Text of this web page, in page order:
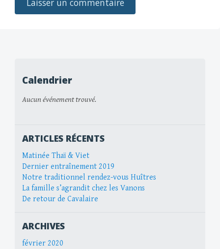
Calendrier
Aucun événement trouvé.
ARTICLES RÉCENTS
Matinée Thaï & Viet
Dernier entraînement 2019
Notre traditionnel rendez-vous Huîtres
La famille s’agrandit chez les Vanons
De retour de Cavalaire
ARCHIVES
février 2020